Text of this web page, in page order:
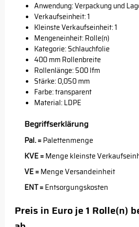
Anwendung: Verpackung und
Verkaufseinheit: 1
Kleinste Verkaufseinheit: 1
Mengeneinheit: Rolle(n)
Kategorie: Schlauchfolie
400 mm Rollenbreite
Rollenlänge: 500 lfm
Stärke: 0,050 mm
Farbe: transparent
Material: LDPE
Begriffserklärung
Pal. =Palettenmenge
KVE =Menge kleinste
VE =Menge Versandeinheit
ENT =Entsorgungskosten
Preis in Euro je 1 Rolle(n)